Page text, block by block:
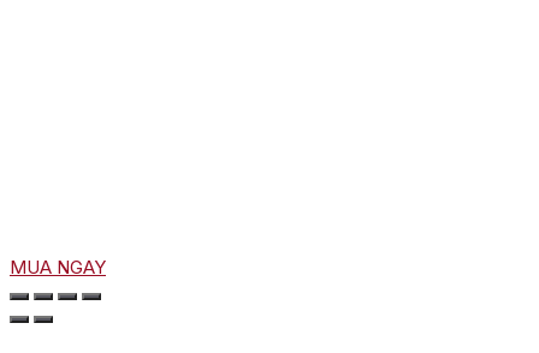
MUA NGAY